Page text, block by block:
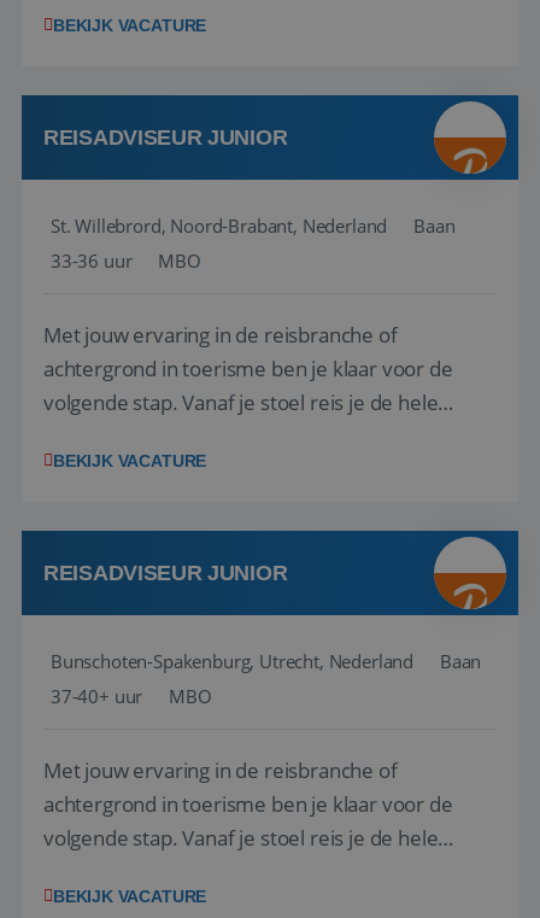
wensen van je team, je klant en wat er in de
klanten te overtuigen om die droomreis te
boeken! ...
BEKIJK VACATURE
REISADVISEUR JUNIOR
St. Willebrord, Noord-Brabant, Nederland
Baan
33-36 uur
MBO
Met jouw ervaring in de reisbranche of
achtergrond in toerisme ben je klaar voor de
volgende stap. Vanaf je stoel reis je de hele
wensen van je team, je klant en wat er in de
klanten te overtuigen om die droomreis te
boeken! ...
BEKIJK VACATURE
REISADVISEUR JUNIOR
Bunschoten-Spakenburg, Utrecht, Nederland
Baan
37-40+ uur
MBO
Met jouw ervaring in de reisbranche of
achtergrond in toerisme ben je klaar voor de
volgende stap. Vanaf je stoel reis je de hele
wensen van je team, je klant en wat er in de
BEKIJK VACATURE